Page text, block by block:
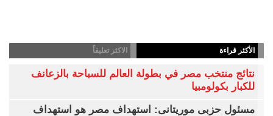
الأكثر قراءة الاكثر تعليقاً
نتائج منتخب مصر في بطولة العالم للسباحة بالزعانف
للكبار بكولومبيا
مسئول حزبى موريتانى: استهداف مصر هو استهداف